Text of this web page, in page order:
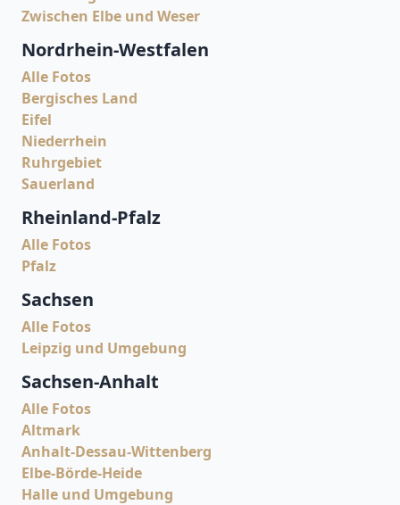
Zwischen Elbe und Weser
Nordrhein-Westfalen
Alle Fotos
Bergisches Land
Eifel
Niederrhein
Ruhrgebiet
Sauerland
Rheinland-Pfalz
Alle Fotos
Pfalz
Sachsen
Alle Fotos
Leipzig und Umgebung
Sachsen-Anhalt
Alle Fotos
Altmark
Anhalt-Dessau-Wittenberg
Elbe-Börde-Heide
Halle und Umgebung